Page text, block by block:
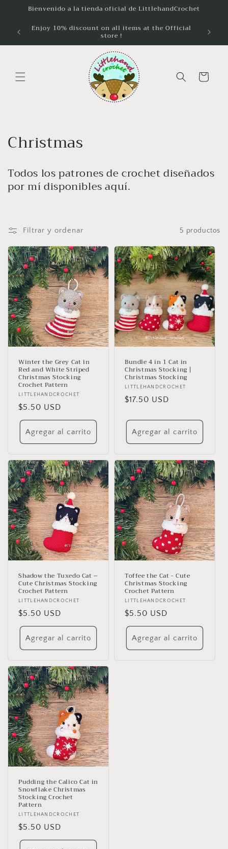
directamente
Bienvenido a la tienda oficial de LittlehandCrochet
Enjoy 10% discount on all items at the Official
store !
Carrito
C
l
e
c
c
i
ó
n
:
Christmas
Todos los patrones de crochet diseñados
por mí disponibles aquí.
Filtrar y ordenar 5 productos
Winter the Grey Cat in
Red and White Striped
Christmas Stocking
Crochet Pattern
Proveedor:
LITTLEHANDCROCHET
Precio
habitual
$5.50 USD
Agregar al carrito
Bundle 4 in 1 Cat in
Christmas Stocking |
Christmas Stocking
Proveedor:
LITTLEHANDCROCHET
Precio
$17.50 USD
Agregar al carrito
Shadow the Tuxedo Cat –
Cute Christmas Stocking
Crochet Pattern
Proveedor:
LITTLEHANDCROCHET
Precio
habitual
$5.50 USD
Agregar al carrito
Toffee the Cat - Cute
Christmas Stocking
Crochet Pattern
Proveedor:
LITTLEHANDCROCHET
Precio
habitual
$5.50 USD
Agregar al carrito
Pudding the Calico Cat in
Snowflake Christmas
Stocking Crochet
Pattern
Proveedor:
LITTLEHANDCROCHET
Precio
habitual
$5.50 USD